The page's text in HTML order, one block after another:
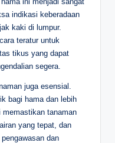
indikasi keberadaan
kaki di lumpur.
teratur untuk
tikus yang dapat
segera.
juga esensial.
bagi hama dan lebih
memastikan tanaman
yang tepat, dan
dan